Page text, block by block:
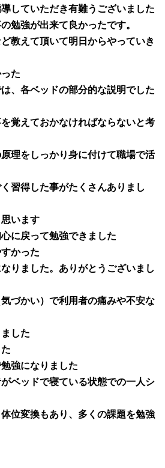
していただき有難うございました
勉強が出来て良かったです。
教えて頂いて明日からやっていき
た
、各ベッドの部分的な説明でした
覚えておかなければならないと考
理をしっかり身に付けて職場で活
習得した事がたくさんありまし
います
に戻って勉強できました
かった
りました。ありがとうございまし
づかい）で利用者の痛みや不安な
した
強になりました
ベッドで寝ている状態での一人シ
位変換もあり、多くの課題を勉強